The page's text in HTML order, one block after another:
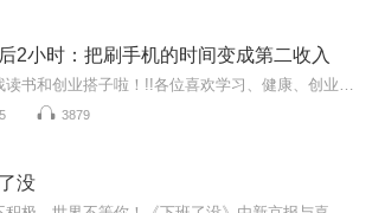
2小时：把刷手机的时间变成第二收入
3879
没